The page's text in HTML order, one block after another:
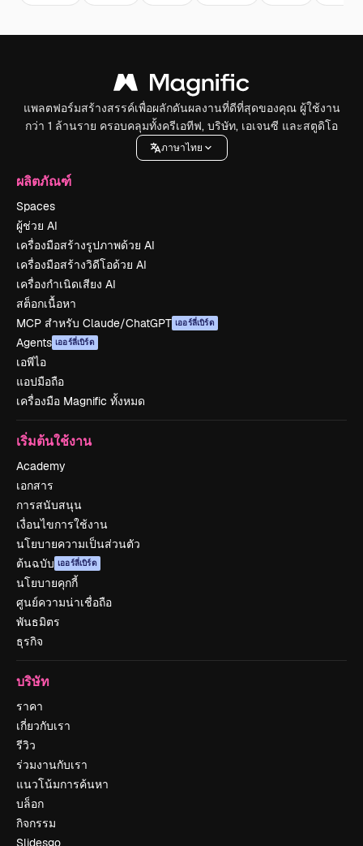
แพลตฟอร์มสร้างสรรค์เพื่อผลักดันผลงานที่ดีที่สุดของคุณ ผู้ใช้งาน
กว่า 1 ล้านราย ครอบคลุมทั้งครีเอทีฟ, บริษัท, เอเจนซี และสตูดิโอ
ภาษาไทย
ผลิตภัณฑ์
Spaces
ผู้ช่วย AI
เครื่องมือสร้างรูปภาพด้วย AI
เครื่องมือสร้างวิดีโอด้วย AI
เครื่องกำเนิดเสียง AI
สต็อกเนื้อหา
MCP สำหรับ Claude/ChatGPT เออร์ลี่เบิร์ด
Agents เออร์ลี่เบิร์ด
เอพีไอ
แอปมือถือ
เครื่องมือ Magnific ทั้งหมด
เริ่มต้นใช้งาน
Academy
เอกสาร
การสนับสนุน
เงื่อนไขการใช้งาน
นโยบายความเป็นส่วนตัว
ต้นฉบับ เออร์ลี่เบิร์ด
นโยบายคุกกี้
ศูนย์ความน่าเชื่อถือ
พันธมิตร
ธุรกิจ
บริษัท
ราคา
เกี่ยวกับเรา
รีวิว
ร่วมงานกับเรา
แนวโน้มการค้นหา
บล็อก
กิจกรรม
Slidesgo